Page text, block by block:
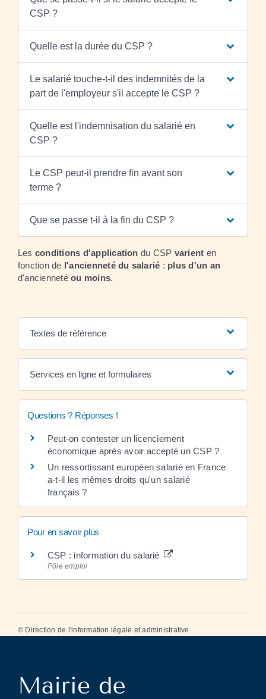
CSP ?
Quelle est la durée du CSP ?
Le salarié touche-t-il des indemnités de la
part de l'employeur s'il accepte le CSP ?
Quelle est l'indemnisation du salarié en
CSP ?
Le CSP peut-il prendre fin avant son
terme ?
Que se passe t-il à la fin du CSP ?
Les conditions d'application du CSP varient en
fonction de l'ancienneté du salarié : plus d'un an
d'anciennetéou moins.
Textes de référence
Services en ligne et formulaires
Questions ? Réponses !
Peut-on contester un licenciement
économique après avoir accepté un CSP ?
Un ressortissant européen salarié en France
a-t-il les mêmes droits qu'un salarié
français ?
Pour en savoir plus
CSP : information du salarié
Pôle emploi
© Direction de l'information légale et administrative